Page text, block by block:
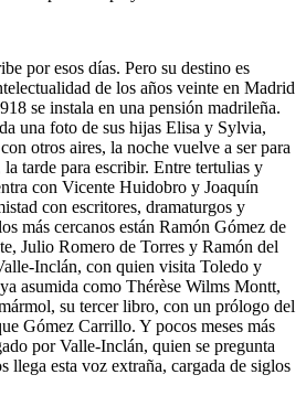
por esos días. Pero su destino es
de los años veinte en Madrid
se instala en una pensión madrileña.
una foto de sus hijas Elisa y Sylvia,
otros aires, la noche vuelve a ser para
tarde para escribir. Entre tertulias y
con Vicente Huidobro y Joaquín
con escritores, dramaturgos y
más cercanos están Ramón Gómez de
Julio Romero de Torres y Ramón del
Inclán, con quien visita Toledo y
asumida como Thérèse Wilms Montt,
su tercer libro, con un prólogo del
Gómez Carrillo. Y pocos meses más
por Valle-Inclán, quien se pregunta
llega esta voz extraña, cargada de siglos